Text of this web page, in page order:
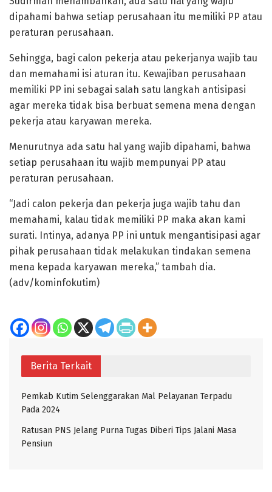
dipahami bahwa setiap perusahaan itu memiliki PP atau
peraturan perusahaan.
Sehingga, bagi calon pekerja atau pekerjanya wajib tau
dan memahami isi aturan itu. Kewajiban perusahaan
memiliki PP ini sebagai salah satu langkah antisipasi
agar mereka tidak bisa berbuat semena mena dengan
pekerja atau karyawan mereka.
Menurutnya ada satu hal yang wajib dipahami, bahwa
setiap perusahaan itu wajib mempunyai PP atau
peraturan perusahaan.
“Jadi calon pekerja dan pekerja juga wajib tahu dan
memahami, kalau tidak memiliki PP maka akan kami
surati. Intinya, adanya PP ini untuk mengantisipasi agar
pihak perusahaan tidak melakukan tindakan semena
mena kepada karyawan mereka,” tambah dia.
(adv/kominfokutim)
Berita Terkait
Pemkab Kutim Selenggarakan Mal Pelayanan Terpadu
Pada 2024
Ratusan PNS Jelang Purna Tugas Diberi Tips Jalani Masa
Pensiun